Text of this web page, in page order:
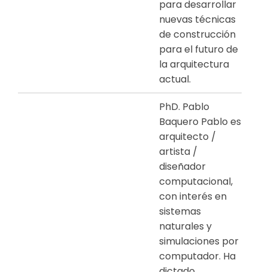
para desarrollar
nuevas técnicas
de construcción
para el futuro de
la arquitectura
actual.
PhD. Pablo
Baquero Pablo es
arquitecto /
artista /
diseñador
computacional,
con interés en
sistemas
naturales y
simulaciones por
computador. Ha